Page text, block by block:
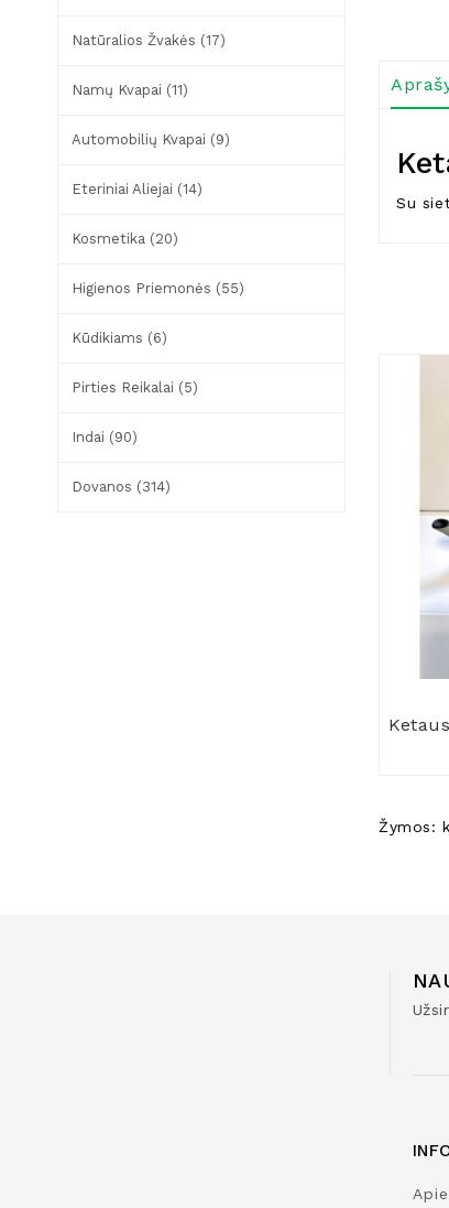
Natūralios Žvakės (17)
Namų Kvapai (11)
Automobilių Kvapai (9)
Eteriniai Aliejai (14)
Kosmetika (20)
Higienos Priemonės (55)
Kūdikiams (6)
Pirties Reikalai (5)
Indai (90)
Dovanos (314)
Su
Žymos: